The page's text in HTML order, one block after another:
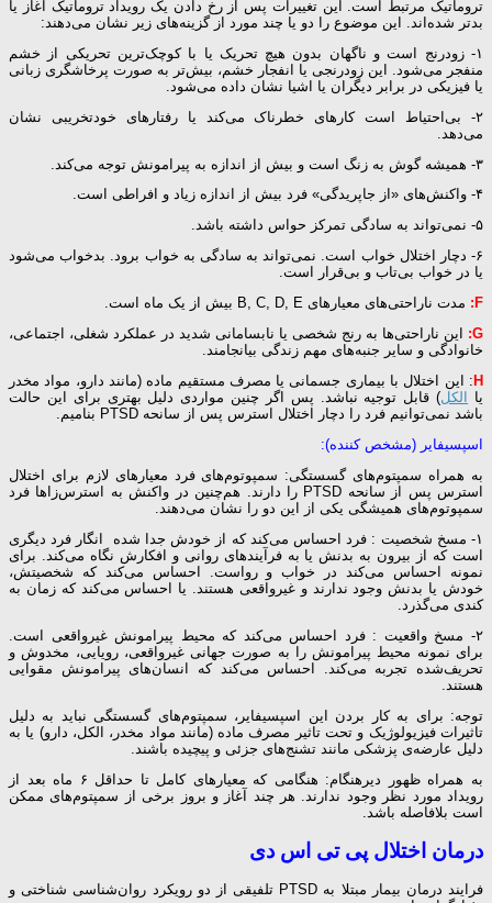
تروماتیک مرتبط است. این تغییرات پس از رخ دادن یک رویداد تروماتیک آغاز یا
بدتر شده‌اند. این موضوع را دو یا چند مورد از گزینه‌های زیر نشان می‌دهند:
۱- زودرنج است و ناگهان بدون هیچ تحریک یا با کوچک‌ترین تحریکی از خشم
منفجر می‌شود. این زودرنجی یا انفجار خشم، بیش‌تر به صورت پرخاشگری زبانی
یا فیزیکی در برابر دیگران یا اشیا نشان داده می‌شود.
۲- بی‌احتیاط است کارهای خطرناک می‌کند یا رفتارهای خودتخریبی نشان
می‌دهد.
۳- همیشه گوش به زنگ است و بیش از اندازه به پیرامونش توجه می‌کند.
۴- واکنش‌های «از جاپریدگی» فرد بیش از اندازه زیاد و افراطی است.
۵- نمی‌تواند به سادگی تمرکز حواس داشته باشد.
۶- دچار اختلال خواب است. نمی‌تواند به سادگی به خواب برود. بدخواب می‌شود
یا در خواب بی‌تاب و بی‌قرار است.
F:
مدت ناراحتی‌های معیارهای B, C, D, E بیش از یک ماه است.
G:
این ناراحتی‌ها به رنج شخصی یا نابسامانی شدید در عملکرد شغلی، اجتماعی،
خانوادگی و سایر جنبه‌های مهم زندگی بیانجامند.
H : این اختلال با بیماری جسمانی یا مصرف مستقیم ماده (مانند دارو، مواد مخدر
یا
الکل) قابل توجیه نباشد. پس اگر چنین مواردی دلیل بهتری برای این حالت
باشد نمی‌توانیم فرد را دچار اختلال استرس پس از سانحه PTSD بنامیم.
اسپسیفایر (مشخص کننده):
به همراه سمپتوم‌های گسستگی: سمپوتوم‌های فرد معیارهای لازم برای اختلال
استرس پس از سانحه PTSD را دارند. هم‌چنین در واکنش به استرس‌زاها فرد
سمپوتوم‌های همیشگی یکی از این دو را نشان می‌دهند.
۱- مسخ شخصیت : فرد احساس می‌کند که از خودش جدا شده انگار فرد دیگری
است که از بیرون به بدنش یا به فرآیندهای روانی و افکارش نگاه می‌کند. برای
نمونه احساس می‌کند در خواب و رواست. احساس می‌کند که شخصیتش،
خودش یا بدنش وجود ندارند و غیرواقعی هستند. یا احساس می‌کند که زمان به
کندی می‌گذرد.
۲- مسخ واقعیت : فرد احساس می‌کند که محیط پیرامونش غیرواقعی است.
برای نمونه محیط پیرامونش را به صورت جهانی غیرواقعی، رویایی، مخدوش و
تحریف‌شده تجربه می‌کند. احساس می‌کند که انسان‌های پیرامونش مقوایی
هستند.
توجه: برای به کار بردن این اسپسیفایر، سمپتوم‌های گسستگی نباید به دلیل
تاثیرات فیزیولوژیک و تحت تاثیر مصرف ماده (مانند مواد مخدر، الکل، دارو) یا به
دلیل عارضه‌ی پزشکی مانند تشنج‌های جزئی و پیچیده باشند.
به همراه ظهور دیرهنگام: هنگامی که معیارهای کامل تا حداقل ۶ ماه بعد از
رویداد مورد نظر وجود ندارند. هر چند آغاز و بروز برخی از سمپتوم‌های ممکن
است بلافاصله باشد.
درمان اختلال پی تی اس دی
فرایند درمان بیمار مبتلا به PTSD تلفیقی از دو رویکرد روان‌شناسی شناختی و